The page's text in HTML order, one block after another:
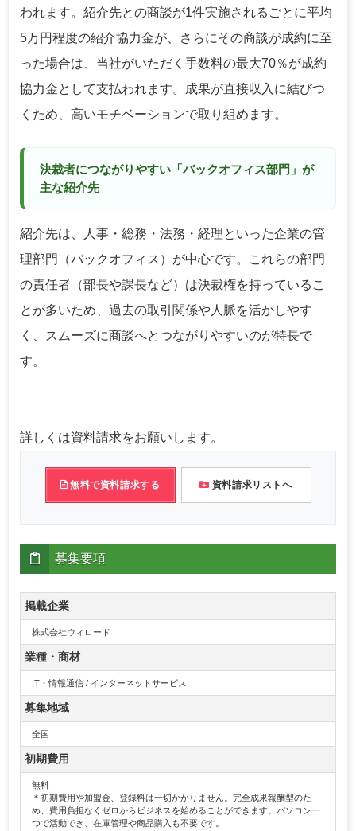
われます。紹介先との商談が1件実施されるごとに平均
5万円程度の紹介協力金が、さらにその商談が成約に至
った場合は、当社がいただく手数料の最大70％が成約
協力金として支払われます。成果が直接収入に結びつ
くため、高いモチベーションで取り組めます。
決裁者につながりやすい「バックオフィス部門」が
主な紹介先
紹介先は、人事・総務・法務・経理といった企業の管
理部門（バックオフィス）が中心です。これらの部門
の責任者（部長や課長など）は決裁権を持っているこ
とが多いため、過去の取引関係や人脈を活かしやす
く、スムーズに商談へとつながりやすいのが特長で
す。
詳しくは資料請求をお願いします。
無料で資料請求する 資料請求リストへ
募集要項
掲載企業
株式会社ウィロード
業種・商材
IT・情報通信 / インターネットサービス
募集地域
全国
初期費用
無料
＊初期費用や加盟金、登録料は一切かかりません。完全成果報酬型のた
め、費用負担なくゼロからビジネスを始めることができます。パソコン一
つで活動でき、在庫管理や商品購入も不要です。